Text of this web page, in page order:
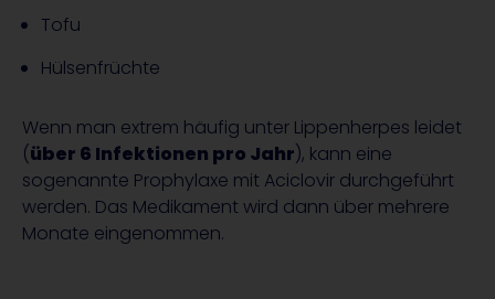
Tofu
Hülsenfrüchte
Wenn man extrem häufig unter Lippenherpes leidet
(über 6 Infektionen pro Jahr), kann eine
sogenannte Prophylaxe mit Aciclovir durchgeführt
werden. Das Medikament wird dann über mehrere
Monate eingenommen.